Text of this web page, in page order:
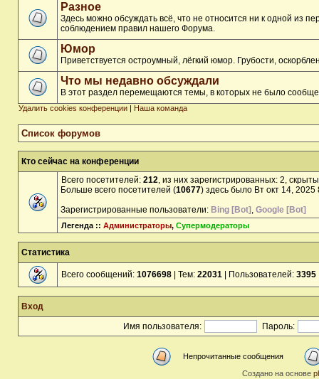
Разное
Здесь можно обсуждать всё, что не относится ни к одной из
соблюдением правил нашего Форума.
Юмор
Приветствуется остроумный, лёгкий юмор. Грубости,
Что мы недавно обсуждали
В этот раздел перемещаются темы, в которых не было
Удалить cookies конференции | Наша команда
Список форумов
Кто сейчас на конференции
Всего посетителей: 212, из них зарегистрированных: 2,
Больше всего посетителей (10677) здесь было Вт окт 14, 2025
Зарегистрированные пользователи: Bing [Bot] , Google [Bot]
Легенда :: Администраторы, Супермодераторы
Статистика
Всего сообщений: 1076698 | Тем: 22031 | Пользователей: 3395
Вход
Имя пользователя:
Пароль:
Непрочитанные сообщения
Создано на основе